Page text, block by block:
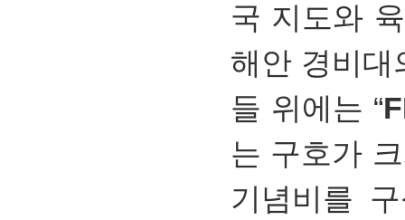
국 지도와
해안 경비대
들 위에는 “
는 구호가
기념비를